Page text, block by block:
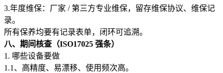
3.年度维保：厂家 / 第三方专业维保，留存维保协议、维保记
录。
所有保养均要有记录表单，闭环可追溯。
八、期间核查（ISO17025 强条）
1. 哪些设备要做
1.1、高精度、易漂移、使用频次高。